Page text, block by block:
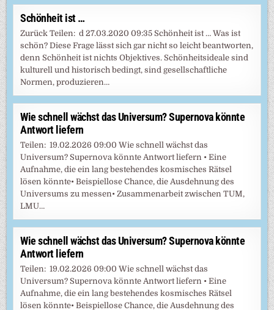
Schönheit ist …
Zurück Teilen: d 27.03.2020 09:35 Schönheit ist … Was ist
schön? Diese Frage lässt sich gar nicht so leicht beantworten,
denn Schönheit ist nichts Objektives. Schönheitsideale sind
kulturell und historisch bedingt, sind gesellschaftliche
Normen, produzieren…
Wie schnell wächst das Universum? Supernova könnte
Antwort liefern
Teilen: 19.02.2026 09:00 Wie schnell wächst das
Universum? Supernova könnte Antwort liefern • Eine
Aufnahme, die ein lang bestehendes kosmisches Rätsel
lösen könnte• Beispiellose Chance, die Ausdehnung des
Universums zu messen• Zusammenarbeit zwischen TUM,
LMU…
Wie schnell wächst das Universum? Supernova könnte
Antwort liefern
Teilen: 19.02.2026 09:00 Wie schnell wächst das
Universum? Supernova könnte Antwort liefern • Eine
Aufnahme, die ein lang bestehendes kosmisches Rätsel
lösen könnte• Beispiellose Chance, die Ausdehnung des